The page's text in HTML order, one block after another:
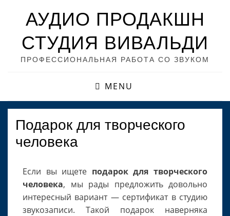
АУДИО ПРОДАКШН
СТУДИЯ ВИВАЛЬДИ
ПРОФЕССИОНАЛЬНАЯ РАБОТА СО ЗВУКОМ
MENU
Подарок для творческого
человека
Если вы ищете подарок для творческого
человека, мы рады предложить довольно
интересный вариант — сертификат в студию
звукозаписи. Такой подарок наверняка